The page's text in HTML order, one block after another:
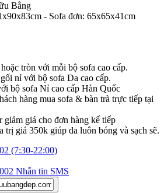
Bằng
- Sofa đơn: 65x65x41cm
tròn với mỗi bộ sofa cao cấp.
nỉ với bộ sofa Da cao cấp.
bộ sofa Nỉ cao cấp Hàn Quốc
hàng mua sofa & bàn trà trực tiếp tại
giảm giá cho đơn hàng kế tiếp
trị giá 350k giúp da luôn bóng và sạch sẽ.
(7:30-22:00)
Nhắn tin SMS